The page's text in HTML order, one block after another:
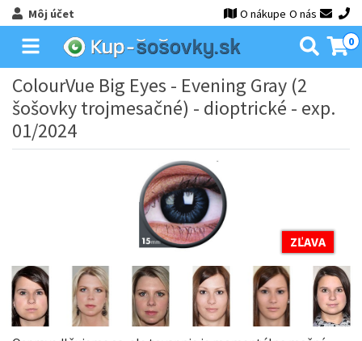
Môj účet O nákupe O nás
0
ColourVue Big Eyes - Evening Gray (2
šošovky trojmesačné) - dioptrické - exp.
01/2024
ZĽAVA